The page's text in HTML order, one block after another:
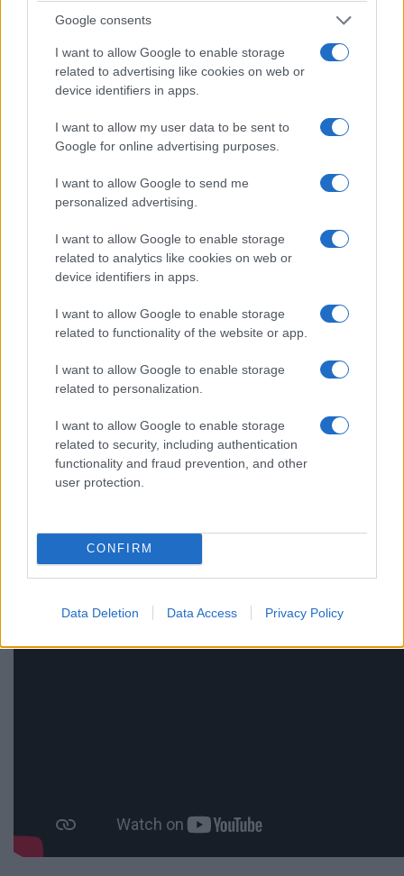
Google consents
I want to allow Google to enable storage
related to advertising like cookies on web or
device identifiers in apps.
I want to allow my user data to be sent to
Google for online advertising purposes.
I want to allow Google to send me
personalized advertising.
I want to allow Google to enable storage
related to analytics like cookies on web or
device identifiers in apps.
I want to allow Google to enable storage
related to functionality of the website or app.
I want to allow Google to enable storage
related to personalization.
I want to allow Google to enable storage
related to security, including authentication
functionality and fraud prevention, and other
user protection.
CONFIRM
Data Deletion Data Access Privacy Policy